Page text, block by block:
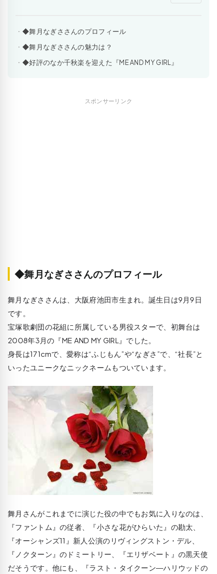
◆舞月なぎささんのプロフィール
◆舞月なぎささんの魅力は？
◆好評のなか千秋楽を迎えた『ME AND MY GIRL』
スポンサーリンク
◆舞月なぎささんのプロフィール
舞月なぎささんは、大阪府池田市生まれ。誕生日は9月9日
です。
宝塚歌劇団の花組に所属している男役スターで、初舞台は
2008年3月の『ME AND MY GIRL』でした。
身長は171cmで、愛称は“ふじもん”や“なぎさ”で、“社長”と
いったユニークなニックネームもついています。
舞月さんがこれまでに演じた役の中でもお気に入りなのは、
『ファントム』の従者、『小さな花がひらいた』の勘太、
『オーシャンズ11』新人公演のリヴィングストン・デル、
『ノクターン』のドミートリー、『エリザベート』の黒天使
だそうです。他にも、『ラスト・タイクーン―ハリウッドの